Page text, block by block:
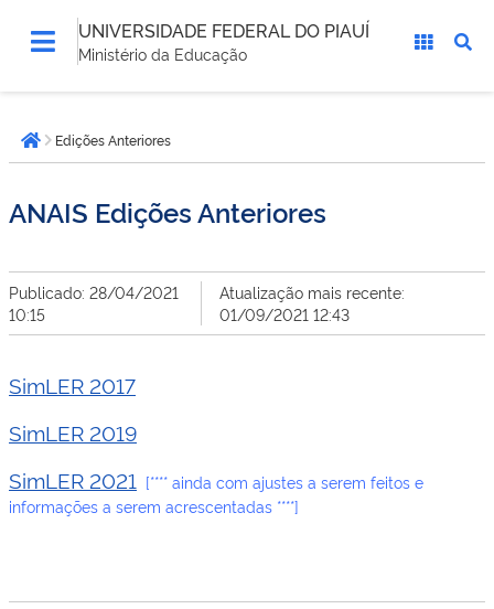
UNIVERSIDADE FEDERAL DO PIAUÍ
Ministério da Educação
está
aqui:Página inicial
Edições Anteriores
ANAIS Edições Anteriores
Publicado: 28/04/2021
10:15
Atualização mais recente:
01/09/2021 12:43
SimLER 2017
SimLER 2019
SimLER 2021 [**** ainda com ajustes a serem feitos e
informações a serem acrescentadas ****]